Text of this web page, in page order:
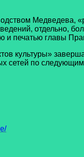
Медведева,
отдельно,
и печатью главы
сетей по